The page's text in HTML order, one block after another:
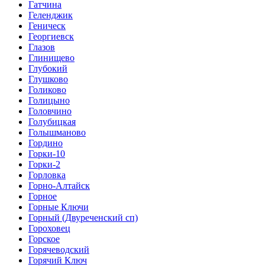
Гатчина
Геленджик
Геническ
Георгиевск
Глазов
Глинищево
Глубокий
Глушково
Голиково
Голицыно
Головчино
Голубицкая
Голышманово
Гордино
Горки-10
Горки-2
Горловка
Горно-Алтайск
Горное
Горные Ключи
Горный (Двуреченский сп)
Гороховец
Горское
Горячеводский
Горячий Ключ